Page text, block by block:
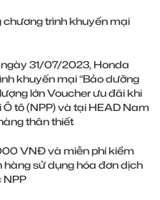
trình khuyến mại
31/07/2023, Honda
khuyến mại “Bảo dưỡng
lớn Voucher ưu đãi khi
tô (NPP) và tại HEAD Nam
thân thiết
VNĐ và miễn phí kiểm
hàng sử dụng hóa đơn dịch